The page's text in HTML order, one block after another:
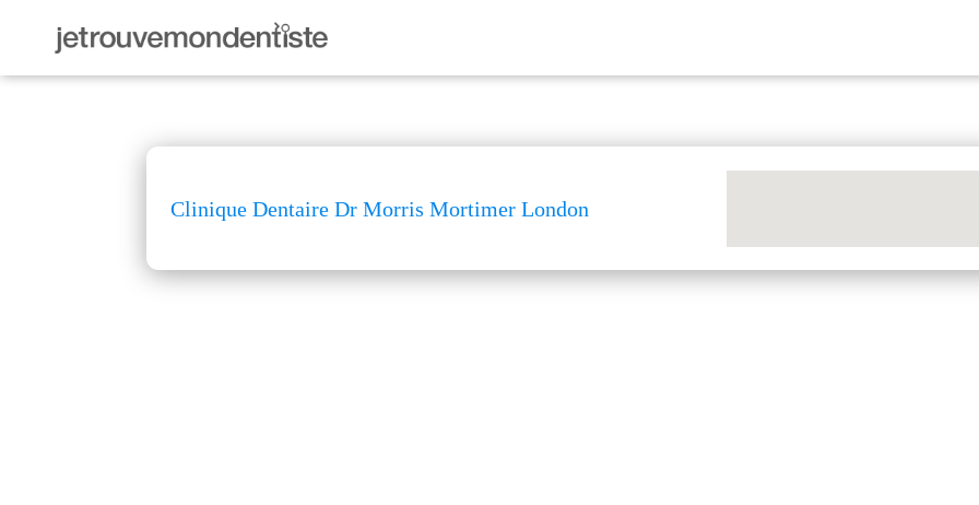
Clinique Dentaire Dr Morris Mortimer London